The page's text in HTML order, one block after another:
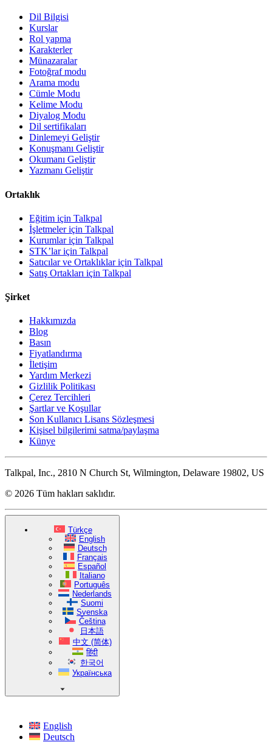
Dil Bilgisi
Kurslar
Rol yapma
Karakterler
Münazaralar
Fotoğraf modu
Arama modu
Cümle Modu
Kelime Modu
Diyalog Modu
Dil sertifikaları
Dinlemeyi Geliştir
Konuşmanı Geliştir
Okumanı Geliştir
Yazmanı Geliştir
Ortaklık
Eğitim için Talkpal
İşletmeler için Talkpal
Kurumlar için Talkpal
STK’lar için Talkpal
Satıcılar ve Ortaklıklar için Talkpal
Satış Ortakları için Talkpal
Şirket
Hakkımızda
Blog
Basın
Fiyatlandırma
İletişim
Yardım Merkezi
Gizlilik Politikası
Çerez Tercihleri
Şartlar ve Koşullar
Son Kullanıcı Lisans Sözleşmesi
Kişisel bilgilerimi satma/paylaşma
Künye
Talkpal, Inc., 2810 N Church St, Wilmington, Delaware 19802, US
© 2026 Tüm hakları saklıdır.
Türkçe
English
Deutsch
Français
Español
Italiano
Português
Nederlands
Suomi
Svenska
Čeština
日本語
中文 (简体)
हिंदी
한국어
Українська
English
Deutsch